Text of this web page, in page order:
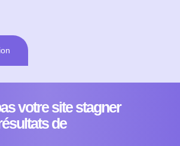
votre site stagner
de